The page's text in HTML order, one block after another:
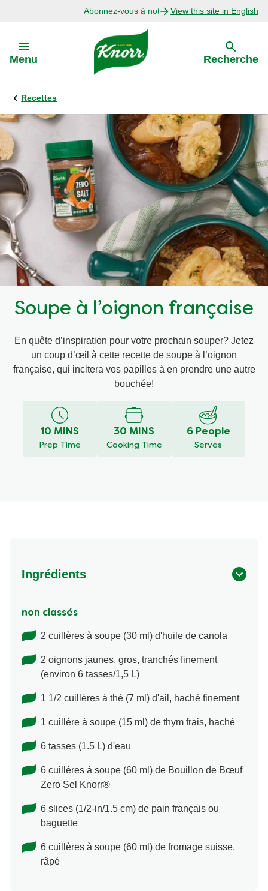
Abonnez-vous à notre infolettreView this site in English
Menu
Précédent
Explorer
Recettes avec Bouillon
Recettes par Ingrédient
Recettes par Occasion
Recettes par Type de Plat
Recherche
Recettes
Soupe à l’oignon française
En quête d’inspiration pour votre prochain souper? Jetez
un coup d’œil à cette recette de soupe à l’oignon
française, qui incitera vos papilles à en prendre une autre
bouchée!
10 MINS
Prep Time
30 MINS
Cooking Time
6 People
Serves
Ingrédients
non classés
2 cuillères à soupe (30 ml) d'huile de canola
2 oignons jaunes, gros, tranchés finement
(environ 6 tasses/1,5 L)
1 1/2 cuillères à thé (7 ml) d'ail, haché finement
1 cuillère à soupe (15 ml) de thym frais, haché
6 tasses (1.5 L) d'eau
6 cuillères à soupe (60 ml) de Bouillon de Bœuf
Zero Sel Knorr®
6 slices (1/2-in/1.5 cm) de pain français ou
baguette
6 cuillères à soupe (60 ml) de fromage suisse,
râpé